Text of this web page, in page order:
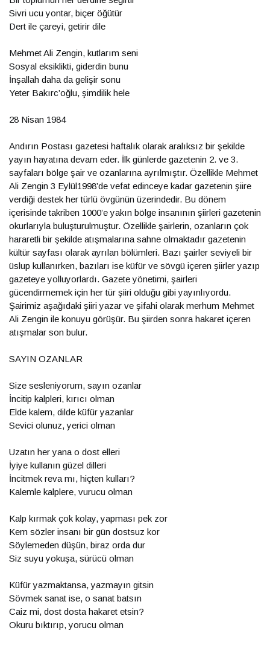
Sivri ucu yontar, biçer öğütür
Dert ile çareyi, getirir dile
Mehmet Ali Zengin, kutlarım seni
Sosyal eksiklikti, giderdin bunu
İnşallah daha da gelişir sonu
Yeter Bakırc’oğlu, şimdilik hele
28 Nisan 1984
Andırın Postası gazetesi haftalık olarak aralıksız bir şekilde
yayın hayatına devam eder. İlk günlerde gazetenin 2. ve 3.
sayfaları bölge şair ve ozanlarına ayrılmıştır. Özellikle Mehmet
Ali Zengin 3 Eylül1998’de vefat edinceye kadar gazetenin şiire
verdiği destek her türlü övgünün üzerindedir. Bu dönem
içerisinde takriben 1000’e yakın bölge insanının şiirleri gazetenin
okurlarıyla buluşturulmuştur. Özellikle şairlerin, ozanların çok
hararetli bir şekilde atışmalarına sahne olmaktadır gazetenin
kültür sayfası olarak ayrılan bölümleri. Bazı şairler seviyeli bir
üslup kullanırken, bazıları ise küfür ve sövgü içeren şiirler yazıp
gazeteye yolluyorlardı. Gazete yönetimi, şairleri
gücendirmemek için her tür şiiri olduğu gibi yayınlıyordu.
Şairimiz aşağıdaki şiiri yazar ve şifahi olarak merhum Mehmet
Ali Zengin ile konuyu görüşür. Bu şiirden sonra hakaret içeren
atışmalar son bulur.
SAYIN OZANLAR
Size sesleniyorum, sayın ozanlar
İncitip kalpleri, kırıcı olman
Elde kalem, dilde küfür yazanlar
Sevici olunuz, yerici olman
Uzatın her yana o dost elleri
İyiye kullanın güzel dilleri
İncitmek reva mı, hiçten kulları?
Kalemle kalplere, vurucu olman
Kalp kırmak çok kolay, yapması pek zor
Kem sözler insanı bir gün dostsuz kor
Söylemeden düşün, biraz orda dur
Siz suyu yokuşa, sürücü olman
Küfür yazmaktansa, yazmayın gitsin
Sövmek sanat ise, o sanat batsın
Caiz mi, dost dosta hakaret etsin?
Okuru bıktırıp, yorucu olman